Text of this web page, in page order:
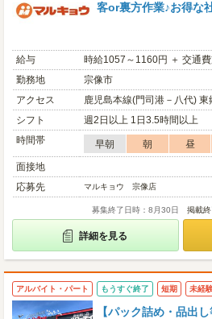
客or裏方作業♪お得な
給与
時給1057～1160円 ＋ 交通
勤務地
宗像市
アクセス
鹿児島本線(門司港－八代) 東
シフト
週2日以上 1日3.5時間以上
時間帯
早朝 朝 昼
面接地
応募先
マルキョウ 宗像店
募集終了日時：8月30日 掲載
詳細を見る
アルバイト・パート もうすぐ終了 短期 未経
【パック詰め・品出